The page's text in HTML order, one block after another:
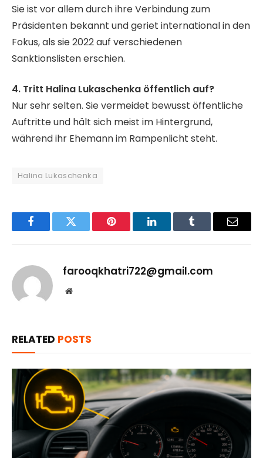
Sie ist vor allem durch ihre Verbindung zum
Präsidenten bekannt und geriet international in den
Fokus, als sie 2022 auf verschiedenen
Sanktionslisten erschien.
4. Tritt Halina Lukaschenka öffentlich auf?
Nur sehr selten. Sie vermeidet bewusst öffentliche
Auftritte und hält sich meist im Hintergrund,
während ihr Ehemann im Rampenlicht steht.
Halina Lukaschenka
FacebookTwitter Pinterest LinkedInTumblr Email
farooqkhatri722@gmail.com
Website
RELATED POSTS